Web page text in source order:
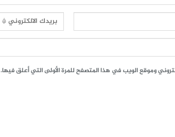
وموقع الويب في هذا المتصفح للمرة الأولى التي أعلق فيها.